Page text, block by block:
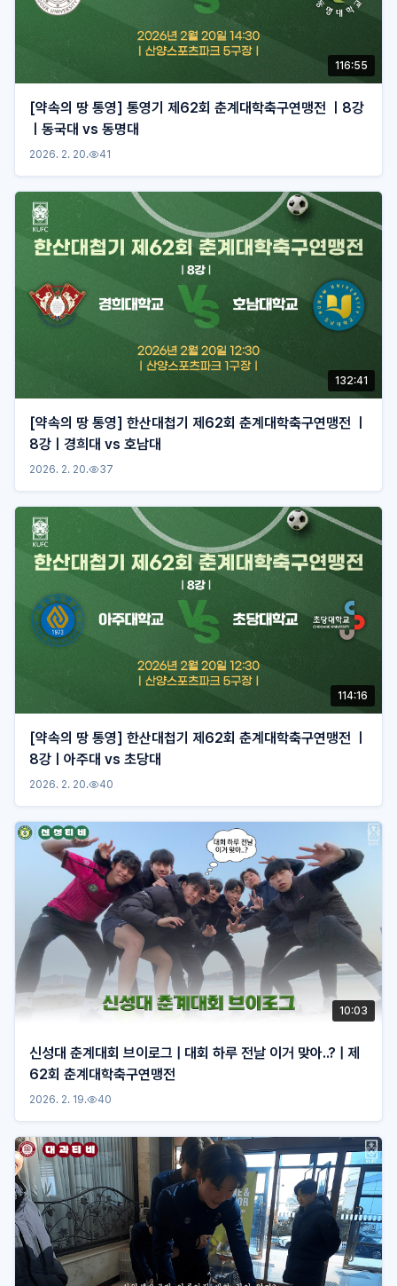
116:55
[약속의 땅 통영] 통영기 제62회 춘계대학축구연맹전 ㅣ8강
ㅣ동국대 vs 동명대
2026. 2. 20. 41
132:41
[약속의 땅 통영] 한산대첩기 제62회 춘계대학축구연맹전 ㅣ
8강ㅣ경희대 vs 호남대
2026. 2. 20. 37
114:16
[약속의 땅 통영] 한산대첩기 제62회 춘계대학축구연맹전 ㅣ
8강ㅣ아주대 vs 초당대
2026. 2. 20. 40
10:03
신성대 춘계대회 브이로그 | 대회 하루 전날 이거 맞아..? | 제
62회 춘계대학축구연맹전
2026. 2. 19. 40